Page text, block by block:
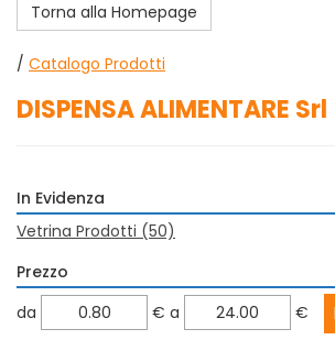
Torna alla Homepage
/ Catalogo Prodotti
DISPENSA ALIMENTARE Srl
In Evidenza
Vetrina Prodotti (50)
Prezzo
filtra
da € filtra
a €